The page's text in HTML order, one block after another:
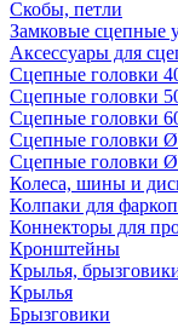
Скобы, петли
Замковые сцепные
Аксессуары для
Сцепные головки
Сцепные головки
Сцепные головки
Сцепные головки
Сцепные головки
Колеса, шины и
Колпаки для
Коннекторы для
Кронштейны
Крылья,
Крылья
Брызговики